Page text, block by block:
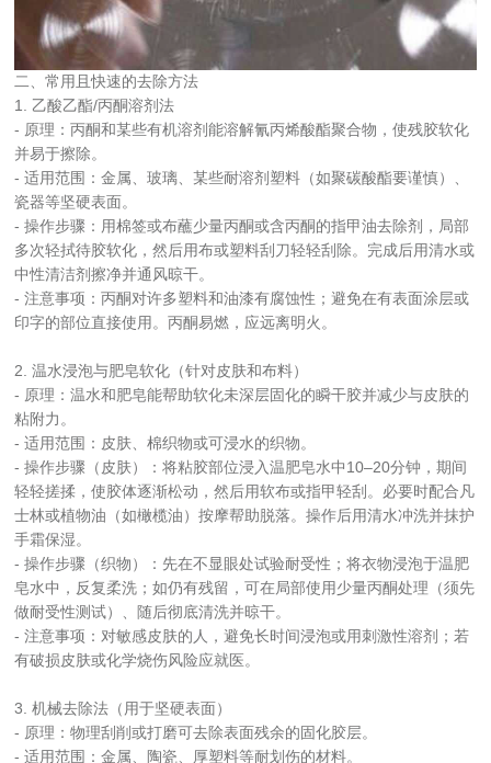
二、常用且快速的去除方法
1. 乙酸乙酯/丙酮溶剂法
- 原理：丙酮和某些有机溶剂能溶解氰丙烯酸酯聚合物，使残胶软化
并易于擦除。
- 适用范围：金属、玻璃、某些耐溶剂塑料（如聚碳酸酯要谨慎）、
瓷器等坚硬表面。
- 操作步骤：用棉签或布蘸少量丙酮或含丙酮的指甲油去除剂，局部
多次轻拭待胶软化，然后用布或塑料刮刀轻轻刮除。完成后用清水或
中性清洁剂擦净并通风晾干。
- 注意事项：丙酮对许多塑料和油漆有腐蚀性；避免在有表面涂层或
印字的部位直接使用。丙酮易燃，应远离明火。
2. 温水浸泡与肥皂软化（针对皮肤和布料）
- 原理：温水和肥皂能帮助软化未深层固化的瞬干胶并减少与皮肤的
粘附力。
- 适用范围：皮肤、棉织物或可浸水的织物。
- 操作步骤（皮肤）：将粘胶部位浸入温肥皂水中10–20分钟，期间
轻轻搓揉，使胶体逐渐松动，然后用软布或指甲轻刮。必要时配合凡
士林或植物油（如橄榄油）按摩帮助脱落。操作后用清水冲洗并抹护
手霜保湿。
- 操作步骤（织物）：先在不显眼处试验耐受性；将衣物浸泡于温肥
皂水中，反复柔洗；如仍有残留，可在局部使用少量丙酮处理（须先
做耐受性测试）、随后彻底清洗并晾干。
- 注意事项：对敏感皮肤的人，避免长时间浸泡或用刺激性溶剂；若
有破损皮肤或化学烧伤风险应就医。
3. 机械去除法（用于坚硬表面）
- 原理：物理刮削或打磨可去除表面残余的固化胶层。
- 适用范围：金属、陶瓷、厚塑料等耐划伤的材料。